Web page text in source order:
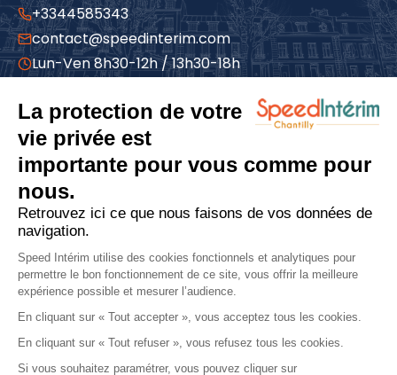
+3344585343
contact@speedinterim.com
Lun-Ven 8h30-12h / 13h30-18h
À propos
Qui sommes-nous
Espace candidat
Espace entreprise
Actualités
Recrutement